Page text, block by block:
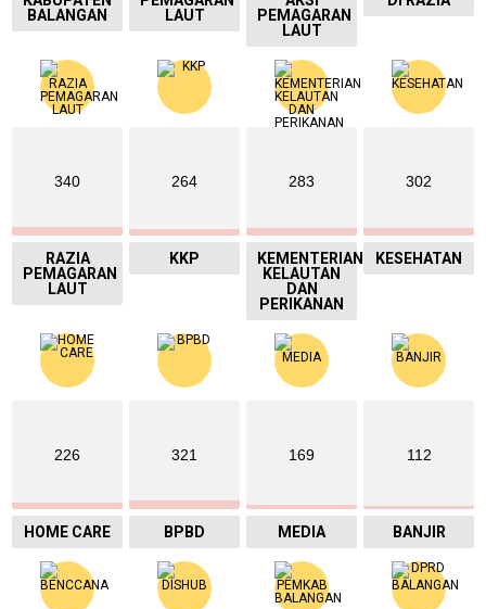
BALANGAN
LAUT
PEMAGARAN
LAUT
340
RAZIA
PEMAGARAN
LAUT
264
KKP
283
KEMENTERIAN
KELAUTAN
DAN
PERIKANAN
302
KESEHATAN
226
HOME CARE
321
BPBD
169
MEDIA
112
BANJIR